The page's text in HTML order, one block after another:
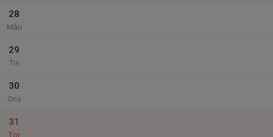
28
Mån
29
Tis
30
Ons
31
Tor